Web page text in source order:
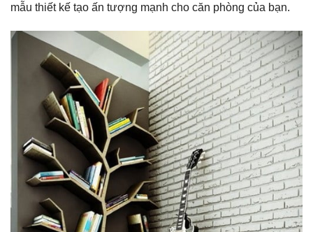
mẫu thiết kế tạo ấn tượng mạnh cho căn phòng của bạn.